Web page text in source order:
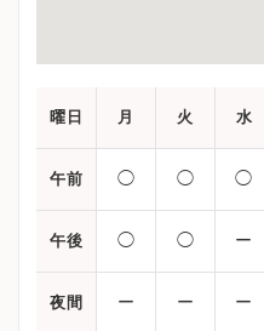
曜日 月 火 水
午前 ◯ ◯ ◯
午後 ◯ ◯ ー
夜間 ー ー ー